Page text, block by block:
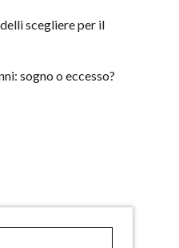
scegliere per il
sogno o eccesso?